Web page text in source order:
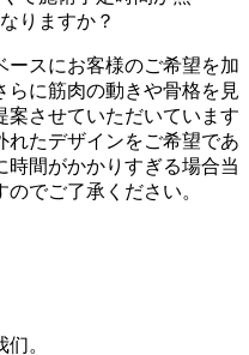
ースにお客様のご希望を加
らに筋肉の動きや骨格を見
案させていただいています
れたデザインをご希望であ
時間がかかりすぎる場合当
でご了承ください。
。